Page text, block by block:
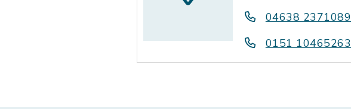
04638 2371089
0151 10465263